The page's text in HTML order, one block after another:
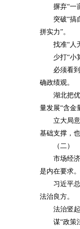
摒弃“一
突破“搞
拼实力”。
找准“人
少打“小
必须看
确政绩观。
湖北把
量发展“含金
立大局
基础支撑，
（二）
市场经
是内在要求。
习近平
法治良方。
法治竖
谋“政策